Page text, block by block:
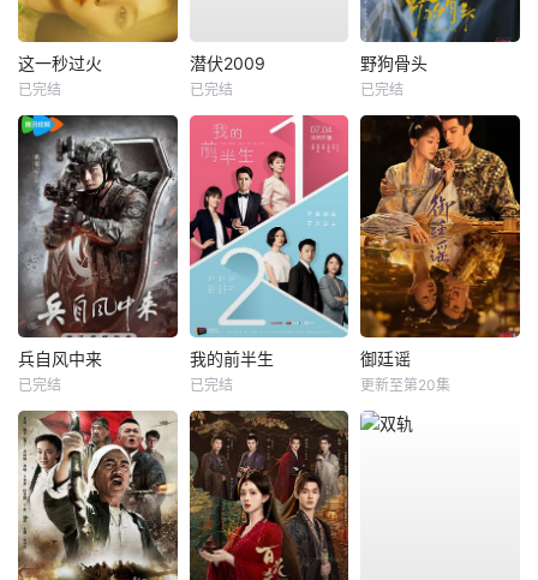
这一秒过火
已完结
潜伏2009
已完结
野狗骨头
已完结
兵自风中来
已完结
我的前半生
已完结
御廷谣
更新至第20集